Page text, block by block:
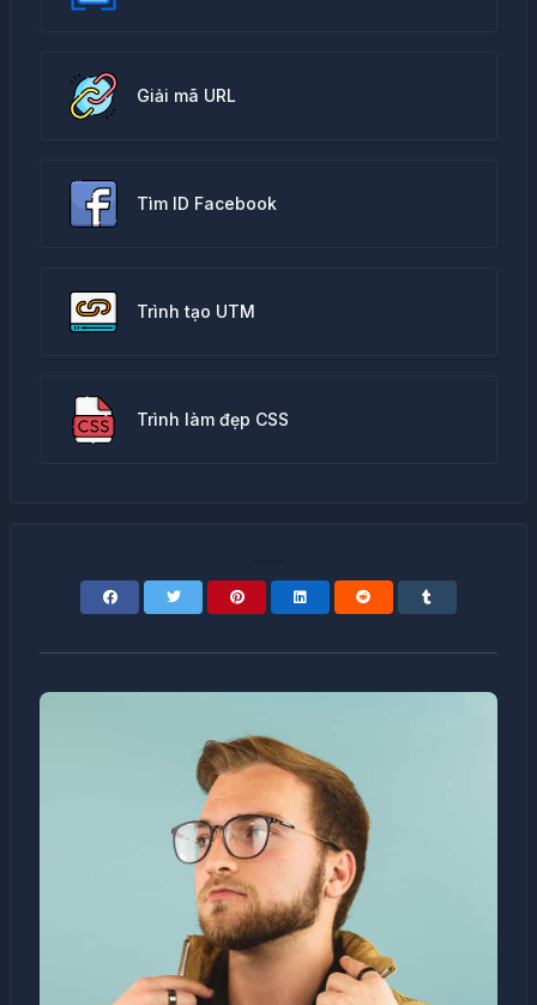
Giải mã URL
Tìm ID Facebook
Trình tạo UTM
Trình làm đẹp CSS